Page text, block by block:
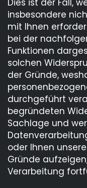
Dies ist der Fall,
insbesondere
mit Ihnen
bei der
Funktionen
solchen
der Gründe,
durchgeführt
begründeten
Sachlage und
oder Ihnen
Gründe
Verarbeitung